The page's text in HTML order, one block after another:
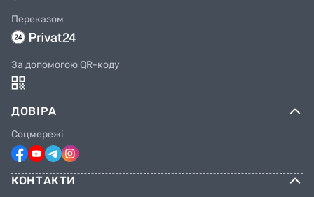
Переказом
За допомогою QR-коду
ДОВІРА
Соцмережі
КОНТАКТИ